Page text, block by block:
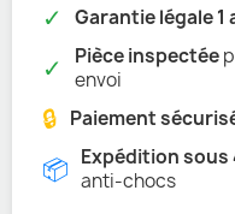
✓ Garantie légale 1
✓ Pièce inspectée
envoi
🔒 Paiement
📦 Expédition sous
anti-chocs